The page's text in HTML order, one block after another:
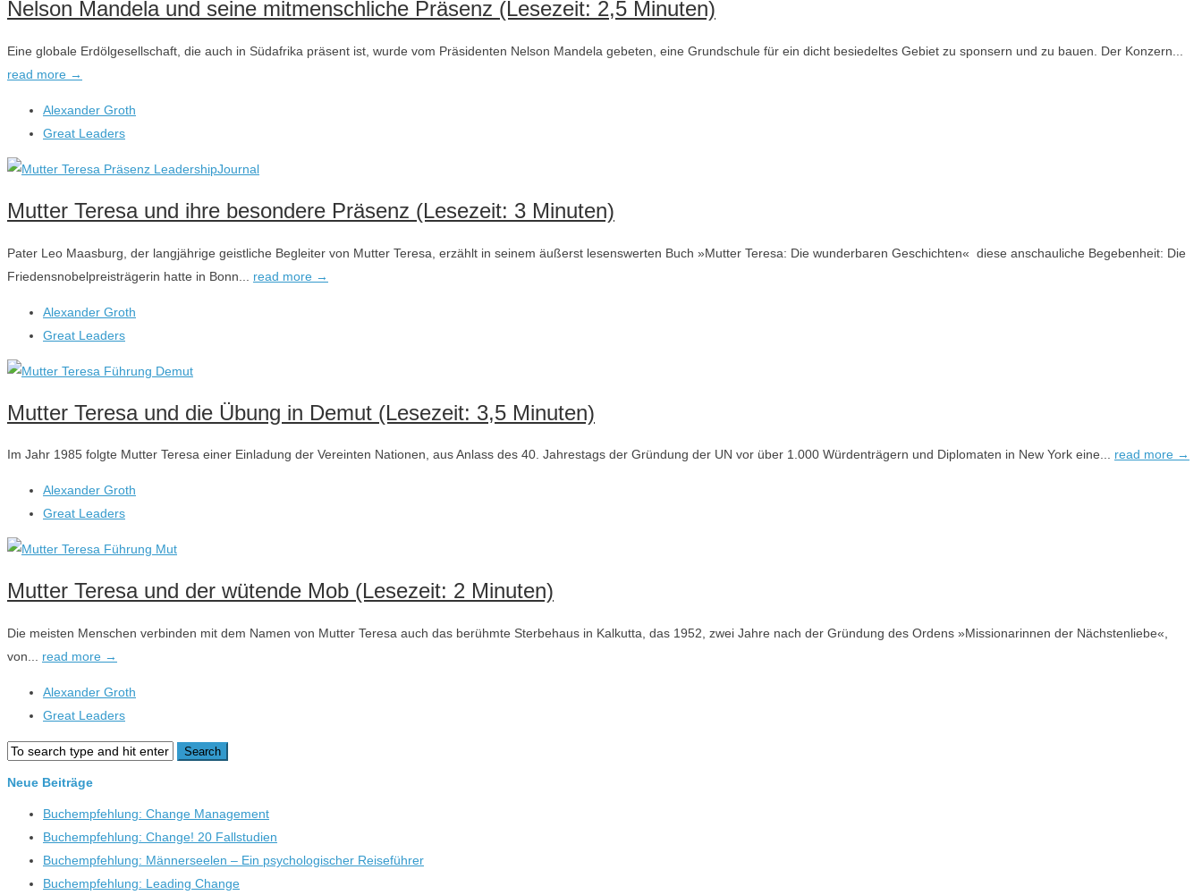
Nelson Mandela und seine mitmenschliche Präsenz (Lesezeit: 2,5 Minuten)
Eine globale Erdölgesellschaft, die auch in Südafrika präsent ist, wurde vom Präsidenten Nelson Mandela gebeten, eine Grundschule für ein dicht besiedeltes Gebiet zu sponsern und zu bauen. Der Konzern...
read more →
Alexander Groth
Great Leaders
Mutter Teresa und ihre besondere Präsenz (Lesezeit: 3 Minuten)
Pater Leo Maasburg, der langjährige geistliche Begleiter von Mutter Teresa, erzählt in seinem äußerst lesenswerten Buch »Mutter Teresa: Die wunderbaren Geschichten« diese anschauliche Begebenheit: Die
Friedensnobelpreisträgerin hatte in Bonn... read more →
Alexander Groth
Great Leaders
Mutter Teresa und die Übung in Demut (Lesezeit: 3,5 Minuten)
Im Jahr 1985 folgte Mutter Teresa einer Einladung der Vereinten Nationen, aus Anlass des 40. Jahrestags der Gründung der UN vor über 1.000 Würdenträgern und Diplomaten in New York eine... read more →
Alexander Groth
Great Leaders
Mutter Teresa und der wütende Mob (Lesezeit: 2 Minuten)
Die meisten Menschen verbinden mit dem Namen von Mutter Teresa auch das berühmte Sterbehaus in Kalkutta, das 1952, zwei Jahre nach der Gründung des Ordens »Missionarinnen der Nächstenliebe«,
von... read more →
Alexander Groth
Great Leaders
Neue Beiträge
Buchempfehlung: Change Management
Buchempfehlung: Change! 20 Fallstudien
Buchempfehlung: Männerseelen – Ein psychologischer Reiseführer
Buchempfehlung: Leading Change